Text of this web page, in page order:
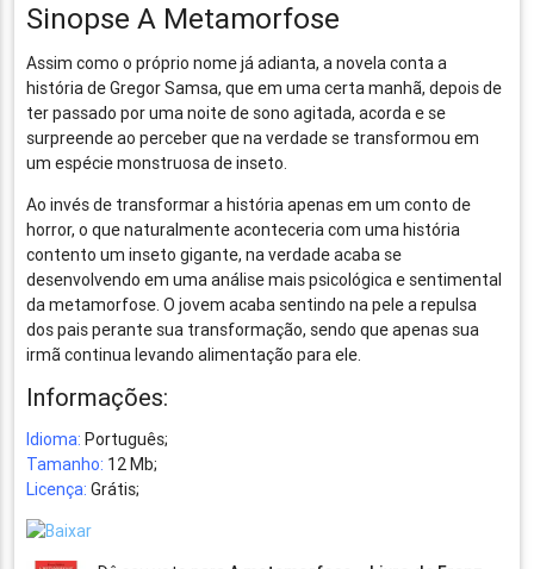
Sinopse A Metamorfose
Assim como o próprio nome já adianta, a novela conta a
história de Gregor Samsa, que em uma certa manhã, depois de
ter passado por uma noite de sono agitada, acorda e se
surpreende ao perceber que na verdade se transformou em
um espécie monstruosa de inseto.
Ao invés de transformar a história apenas em um conto de
horror, o que naturalmente aconteceria com uma história
contento um inseto gigante, na verdade acaba se
desenvolvendo em uma análise mais psicológica e sentimental
da metamorfose. O jovem acaba sentindo na pele a repulsa
dos pais perante sua transformação, sendo que apenas sua
irmã continua levando alimentação para ele.
Informações:
Idioma: Português;
Tamanho: 12 Mb;
Licença: Grátis;